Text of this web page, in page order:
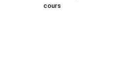
cours